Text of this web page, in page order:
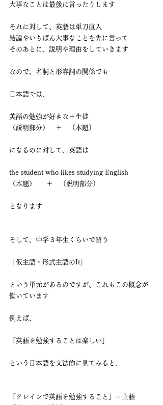
大事なことは最後に言ったりします
それに対して、英語は単刀直入
結論やいちばん大事なことを先に言って
そのあとに、説明や理由をしていきます
なので、名詞と形容詞の関係でも
日本語では、
英語の勉強が好きな＋生徒
（説明部分）　＋　（本題）
になるのに対して、英語は
the student who likes studying English
（本題）  　＋　（説明部分）
となります
そして、中学３年生くらいで習う
「仮主語・形式主語のIt」
という単元があるのですが、これもこの概念が
働いています
例えば、
「英語を勉強することは楽しい」
という日本語を文法的に見てみると、
「クレインで英語を勉強すること」＝主語